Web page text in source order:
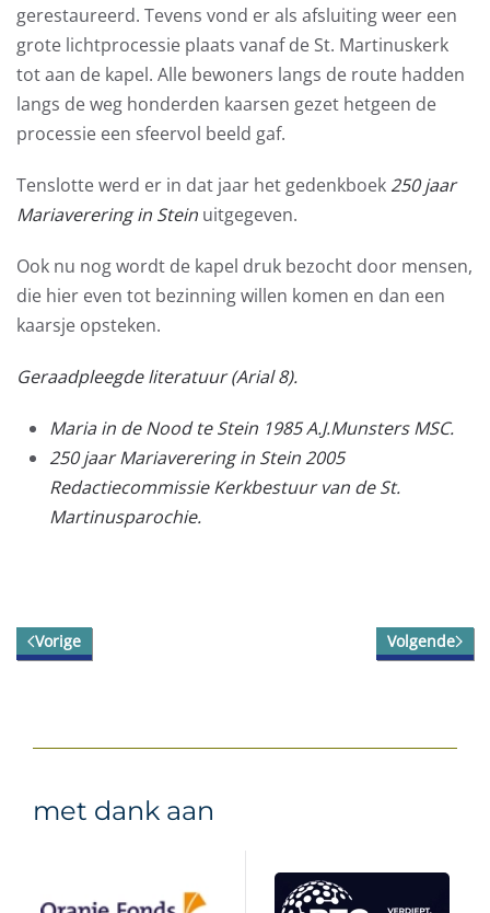
gerestaureerd. Tevens vond er als afsluiting weer een
grote lichtprocessie plaats vanaf de St. Martinuskerk
tot aan de kapel. Alle bewoners langs de route hadden
langs de weg honderden kaarsen gezet hetgeen de
processie een sfeervol beeld gaf.
Tenslotte werd er in dat jaar het gedenkboek 250 jaar
Mariaverering in Stein uitgegeven.
Ook nu nog wordt de kapel druk bezocht door mensen,
die hier even tot bezinning willen komen en dan een
kaarsje opsteken.
Geraadpleegde literatuur (Arial 8).
Maria in de Nood te Stein 1985 A.J.Munsters MSC.
250 jaar Mariaverering in Stein 2005
Redactiecommissie Kerkbestuur van de St.
Martinusparochie.
Vorige Volgende
met dank aan